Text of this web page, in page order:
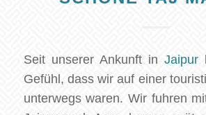
Seit unserer Ankunft inJaipur
Gefühl, dass wir auf einer
unterwegs waren. Wir fuhren